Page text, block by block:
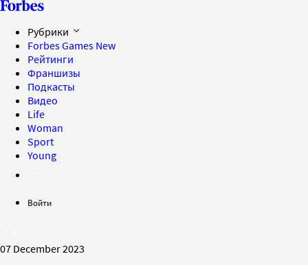
Рубрики
Forbes Games New
Рейтинги
Франшизы
Подкасты
Видео
Life
Woman
Sport
Young
Войти
07 December 2023